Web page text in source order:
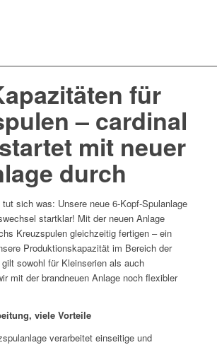
für
– cardinal
mit neuer
durch
sich was: Unsere neue 6-Kopf-Spulanlage
startklar! Mit der neuen Anlage
Kreuzspulen gleichzeitig fertigen – ein
Produktionskapazität im Bereich der
sowohl für Kleinserien als auch
mit der brandneuen Anlage noch flexibler
viele Vorteile
verarbeitet einseitige und